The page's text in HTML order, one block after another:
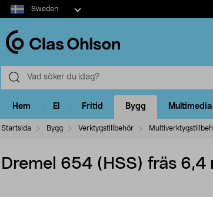
Select
market
Sweden
Hem El Fritid Bygg Multimedia
Startsida Bygg Verktygstillbehör
Dremel 654 (HSS) fräs 6,4